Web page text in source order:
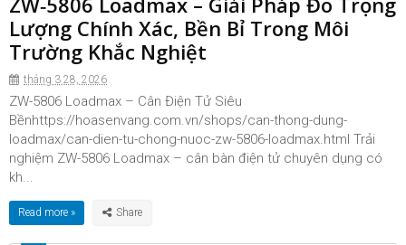
Lượng Chính Xác, Bền Bỉ Trong Môi
Trường Khắc Nghiệt
tháng 3 28, 2026
ZW-5806 Loadmax – Cân Điện Tử Siêu
Bềnhttps://hoasenvang.com.vn/shops/can-thong-dung-
loadmax/can-dien-tu-chong-nuoc-zw-5806-loadmax.html Trải
nghiệm ZW-5806 Loadmax – cân bàn điện tử chuyên dụng có
kh...
Read more »